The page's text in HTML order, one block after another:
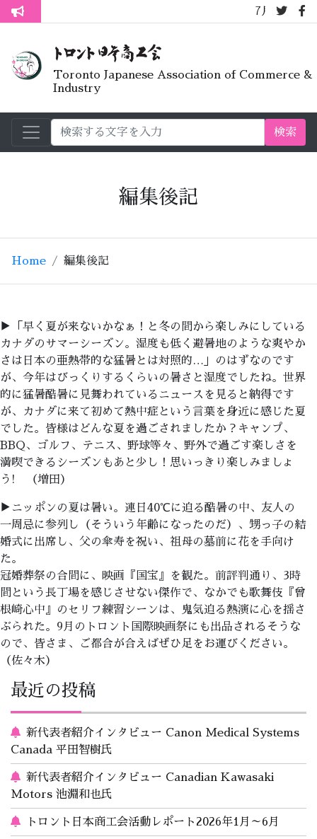
トロント生活不安疑問質問懇談会
7月オープンラ
Toronto Japanese Association of Commerce &
Industry
検索
編集後記
Home 編集後記
▶「早く夏が来ないかなぁ！と冬の間から楽しみにしている
カナダのサマーシーズン。湿度も低く避暑地のような爽やか
さは日本の亜熱帯的な猛暑とは対照的…」のはずなのです
が、今年はびっくりするくらいの暑さと湿度でしたね。世界
的に猛暑酷暑に見舞われているニュースを見ると納得です
が、カナダに来て初めて熱中症という言葉を身近に感じた夏
でした。皆様はどんな夏を過ごされましたか？キャンプ、
BBQ、ゴルフ、テニス、野球等々、野外で過ごす楽しさを
満喫できるシーズンもあと少し！思いっきり楽しみましょ
う! （増田）
▶ニッポンの夏は暑い。連日40℃に迫る酷暑の中、友人の
一周忌に参列し（そういう年齢になったのだ）、甥っ子の結
婚式に出席し、父の傘寿を祝い、祖母の墓前に花を手向け
た。
冠婚葬祭の合間に、映画『国宝』を観た。前評判通り、3時
間という長丁場を感じさせない傑作で、なかでも歌舞伎『曾
根崎心中』のセリフ練習シーンは、鬼気迫る熱演に心を揺さ
ぶられた。9月のトロント国際映画祭にも出品されるそうな
ので、皆さま、ご都合が合えばぜひ足をお運びください。
（佐々木）
最近の投稿
新代表者紹介インタビュー Canon Medical Systems
Canada 平田智樹氏
新代表者紹介インタビュー Canadian Kawasaki
Motors 池淵和也氏
トロント日本商工会活動レポート2026年1月～6月